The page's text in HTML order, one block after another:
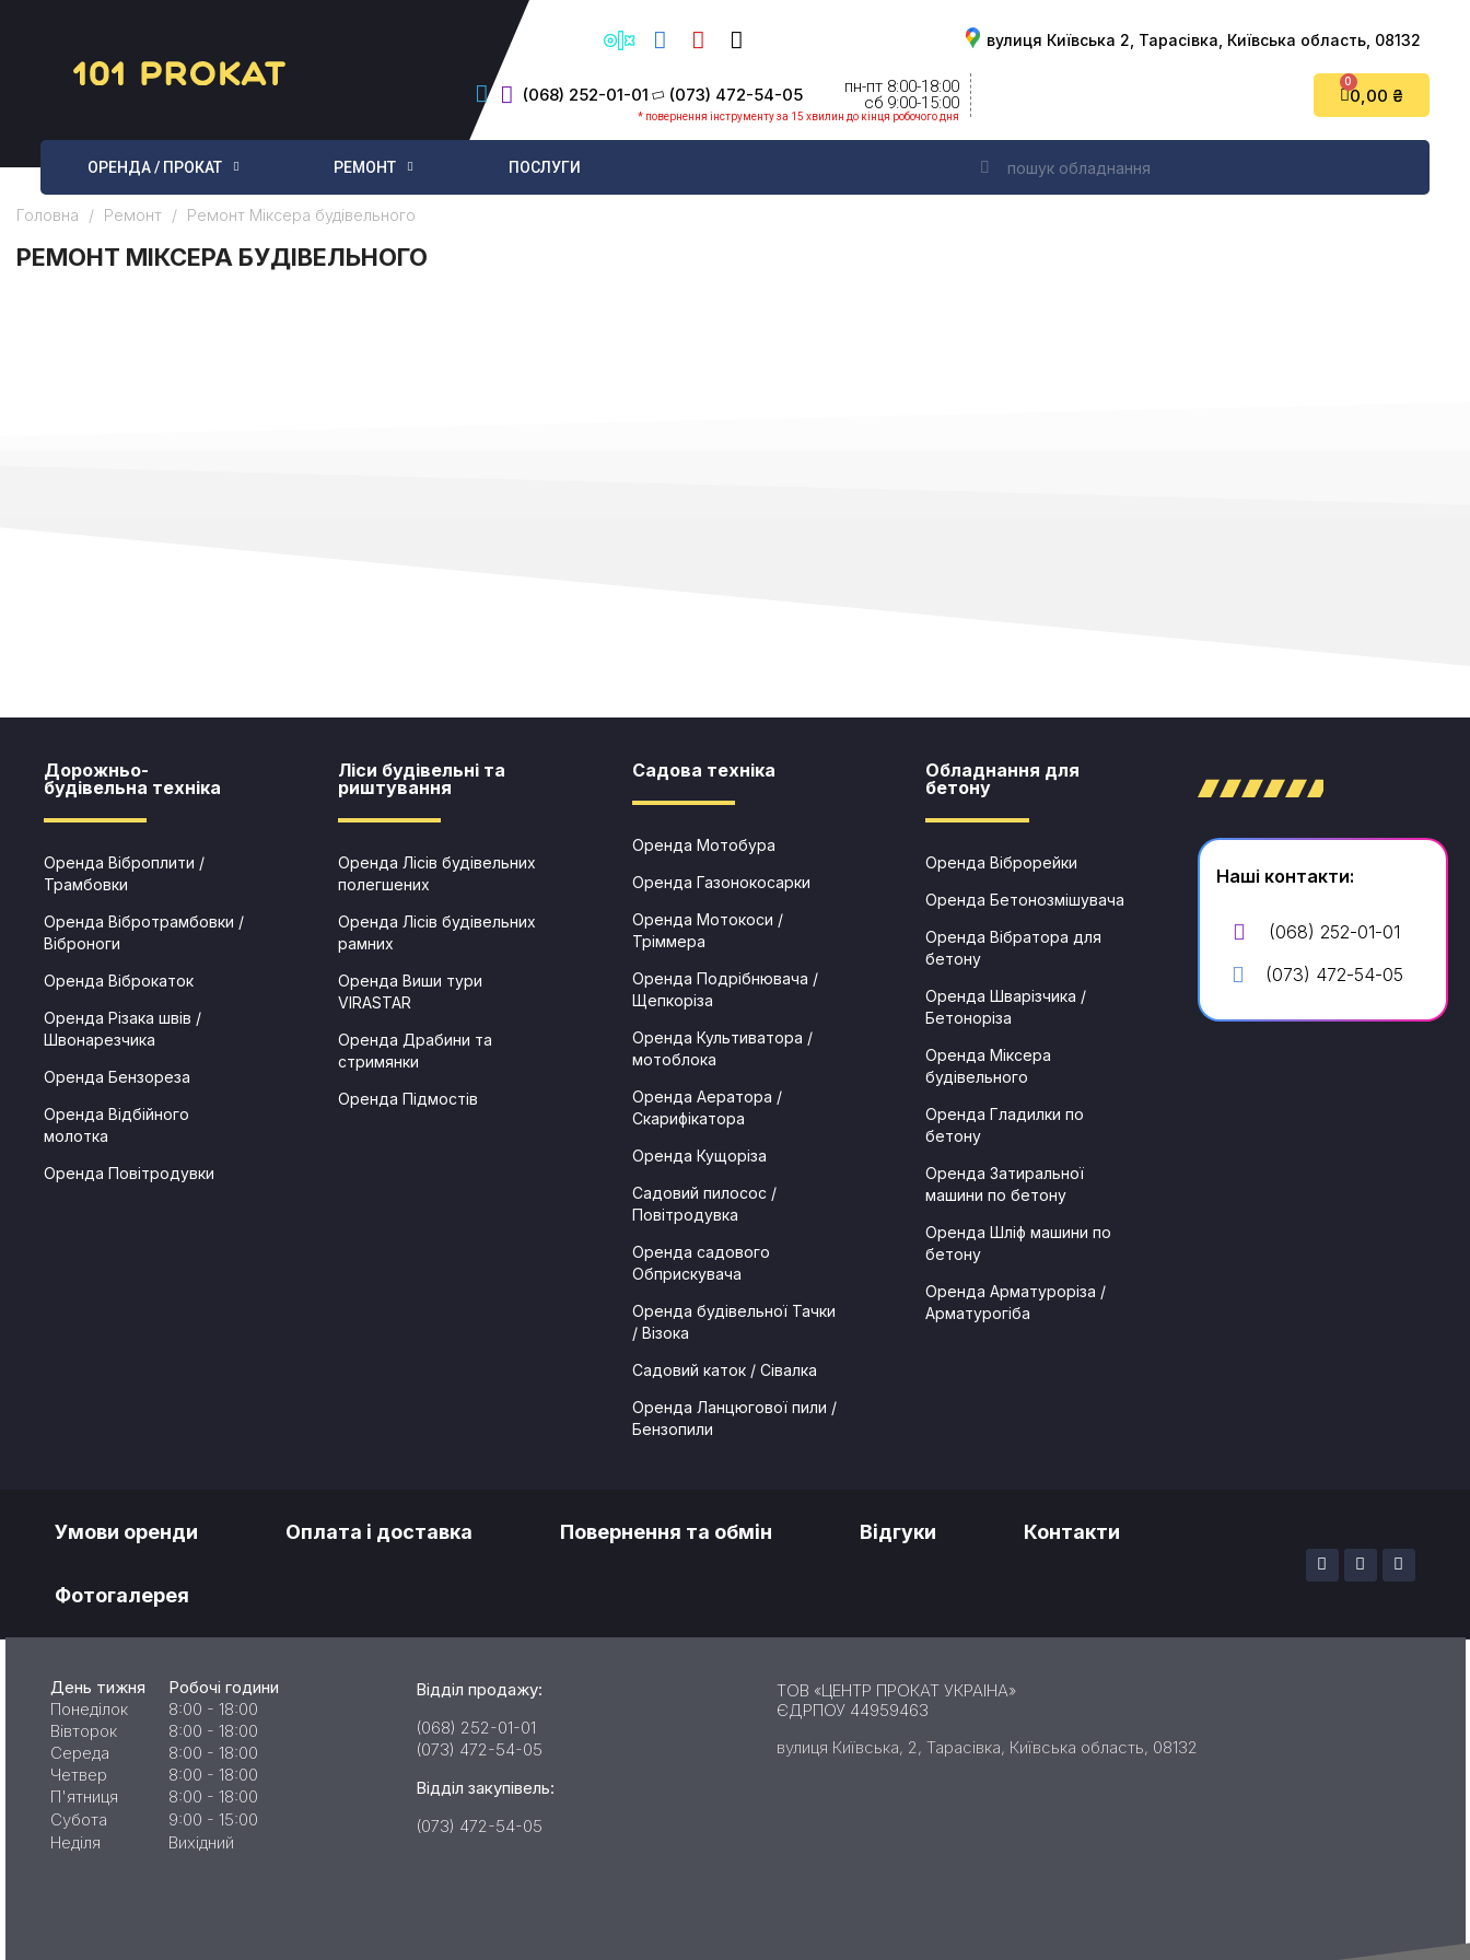
вулиця Київська 2, Тарасівка, Київська область, 08132
(068) 252-01-01 (073) 472-54-05
пн-пт 8:00-18:00
cб 9:00-15:00
0,00 ₴
* повернення інструменту за 15 хвилин до кінця робочого дня
ОРЕНДА / ПРОКАТ РЕМОНТ ПОСЛУГИ
Головна Ремонт Ремонт Міксера будівельного
РЕМОНТ МІКСЕРА БУДІВЕЛЬНОГО
Дорожньо-
будівельна техніка
Оренда Віброплити /
Трамбовки
Оренда Вібротрамбовки /
Віброноги
Оренда Віброкаток
Оренда Різака швів /
Швонарезчика
Оренда Бензореза
Оренда Відбійного
молотка
Оренда Повітродувки
Ліси будівельні та
риштування​​
Оренда Лісів будівельних
полегшених
Оренда Лісів будівельних
рамних
Оренда Виши тури
VIRASTAR
Оренда Драбини та
стримянки
Оренда Підмостів
Садова техніка​
Оренда Мотобура
Оренда Газонокосарки
Оренда Мотокоси /
Тріммера
Оренда Подрібнювача /
Щепкоріза
Оренда Культиватора /
мотоблока
Оренда Аератора /
Скарифікатора
Оренда Кущоріза
Садовий пилосос /
Повітродувка
Оренда садового
Обприскувача
Оренда будівельної Тачки
/ Візока
Садовий каток / Сівалка
Оренда Ланцюгової пили /
Бензопили
Обладнання для
бетону​
Оренда Віброрейки
Оренда Бетонозмішувача
Оренда Вібратора для
бетону
Оренда Шварізчика /
Бетоноріза
Оренда Міксера
будівельного
Оренда Гладилки по
бетону
Оренда Затиральної
машини по бетону
Оренда Шліф машини по
бетону
Оренда Арматуроріза /
Арматурогіба
Наші контакти:
(068) 252-01-01
(073) 472-54-05
Умови оренди Оплата і доставка Повернення та обмін Відгуки Контакти
Фотогалерея
День тижня
Робочі години
Понеділок
8:00 - 18:00
Вівторок
8:00 - 18:00
Середа
8:00 - 18:00
Четвер
8:00 - 18:00
П'ятниця
8:00 - 18:00
Субота
9:00 - 15:00
Неділя
Вихідний
Відділ продажу:
(068) 252-01-01
(073) 472-54-05
Відділ закупівель:
(073) 472-54-05
ТОВ «ЦЕНТР ПРОКАТ УКРАІНА»
ЄДРПОУ 44959463
вулиця Київська, 2, Тарасівка, Київська область, 08132